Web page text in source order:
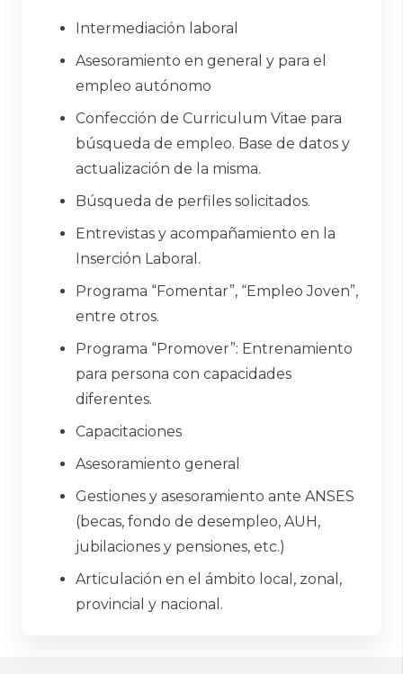
Intermediación laboral
Asesoramiento en general y para el
empleo autónomo
Confección de Curriculum Vitae para
búsqueda de empleo. Base de datos y
actualización de la misma.
Búsqueda de perfiles solicitados.
Entrevistas y acompañamiento en la
Inserción Laboral.
Programa “Fomentar”, “Empleo Joven”,
entre otros.
Programa “Promover”: Entrenamiento
para persona con capacidades
diferentes.
Capacitaciones
Asesoramiento general
Gestiones y asesoramiento ante ANSES
(becas, fondo de desempleo, AUH,
jubilaciones y pensiones, etc.)
Articulación en el ámbito local, zonal,
provincial y nacional.